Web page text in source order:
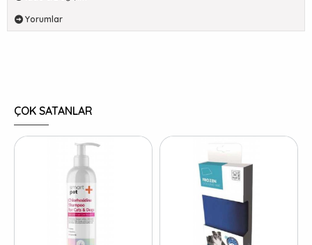
Yorumlar
ÇOK SATANLAR